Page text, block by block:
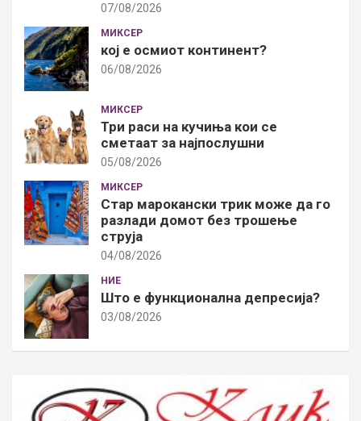
07/08/2026
МИКСЕР
кој е осмиот континент?
06/08/2026
МИКСЕР
Три раси на кучиња кои се
сметаат за најпослушни
05/08/2026
МИКСЕР
Стар марокански трик може да го
разлади домот без трошење
струја
04/08/2026
НИЕ
Што е функционална депресија?
03/08/2026